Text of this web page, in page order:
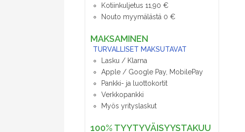
Kotiinkuljetus 11,90 €
Nouto myymälästä 0 €
MAKSAMINEN
TURVALLISET MAKSUTAVAT
Lasku / Klarna
Apple / Google Pay, MobilePay
Pankki- ja luottokortit
Verkkopankki
Myös yrityslaskut
100% TYYTYVÄISYYSTAKUU